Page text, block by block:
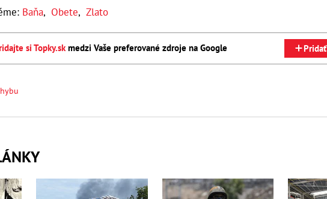
Baňa, Obete, Zlato
si Topky.skmedzi Vaše preferované zdroje na Google Pridať